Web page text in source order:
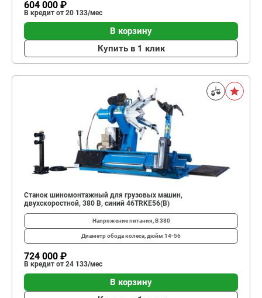
604 000 ₽
В кредит от 20 133/мес
В корзину
Купить в 1 клик
Станок шиномонтажный для грузовых машин,
двухскоростной, 380 В, синий 46TRKE56(B)
Напряжение питания, В380
Диаметр обода колеса, дюйм 14-56
724 000 ₽
В кредит от 24 133/мес
В корзину